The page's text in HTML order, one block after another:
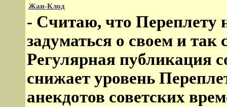
Жан-Клод
- Считаю, что Переплету
задуматься о своем и
Регулярная публикация
снижает уровень
анекдотов советских